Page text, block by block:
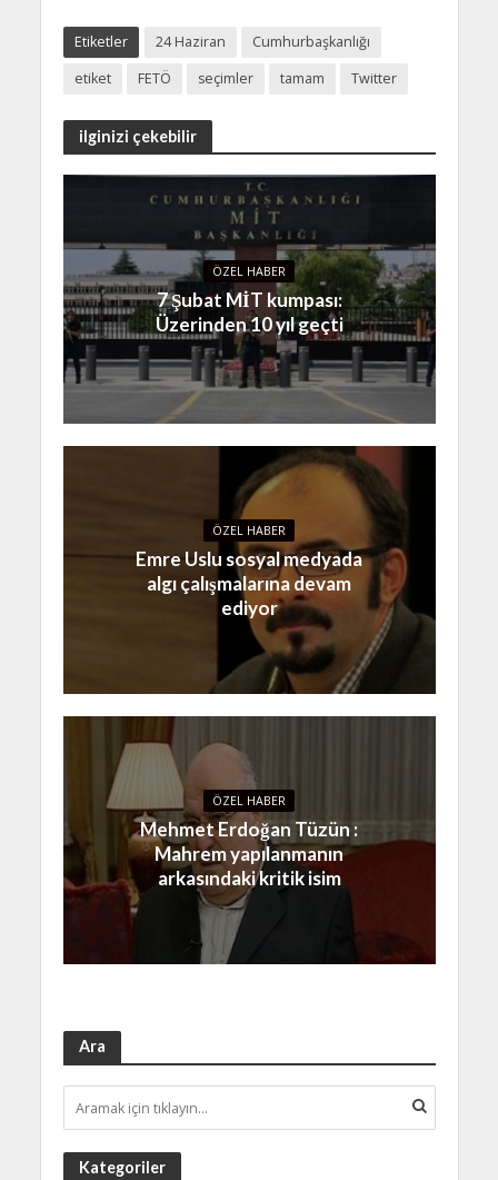
Etiketler 24 Haziran
Cumhurbaşkanlığı
etiket
FETÖ seçimler tamam Twitter
ilginizi çekebilir
ÖZEL HABER
7 Şubat MİT kumpası:
Üzerinden 10 yıl geçti
ÖZEL HABER
Emre Uslu sosyal medyada
algı çalışmalarına devam
ediyor
ÖZEL HABER
Mehmet Erdoğan Tüzün :
Mahrem yapılanmanın
arkasındaki kritik isim
Ara
Kategoriler